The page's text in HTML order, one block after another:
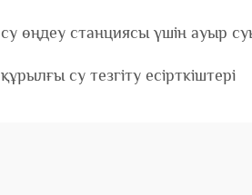
су өңдеу станциясы үшін ауыр
құрылғы су тезгіту есірткіштері